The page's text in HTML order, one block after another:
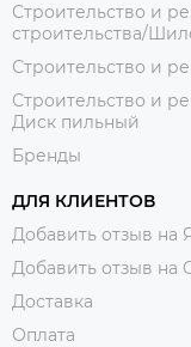
Строительство и
строительства/
Строительство и
Строительство и
Диск пильный
Бренды
ДЛЯ КЛИЕНТОВ
Добавить отзыв на
Добавить отзыв на
Доставка
Оплата